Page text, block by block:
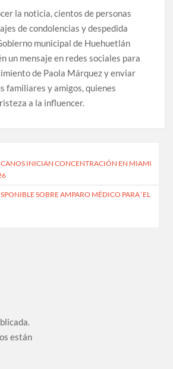
la noticia, cientos de personas
de condolencias y despedida
municipal de Huehuetlán
un mensaje en redes sociales para
de Paola Márquez y enviar
familiares y amigos, quienes
a la influencer.
INICIAN CONCENTRACIÓN EN MIAMI
SOBRE AMPARO MÉDICO PARA ‘EL
están